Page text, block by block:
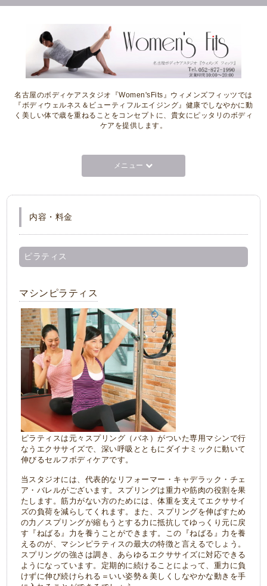
名古屋のボディケアスタジオ『Women'sFits』ウィメンズフィッツでは
『ボディウェルネス＆ビューティフルエイジング』健康でしなやかに動
く美しい体で歳を重ねることをコンセプトに、貴女にピッタリのボディ
ケアを提供します。
メニュー
内容・料金
ピラティス
マシンピラティス
ピラティスは元々スプリング（バネ）がついた専用マシンで行
なうエクササイズで、深い呼吸とともにダイナミックに動いて
伸びるセルフボディケアです。
当スタジオには、代表的なリフォーマー・キャデラック・チェ
ア・バレルがございます。スプリングは重力や筋肉の役割を果
たします。筋力がない方のためには、体重を支えてエクササイ
ズの負荷を減らしてくれます。また、スプリングを伸ばすため
の力／スプリングが縮もうとする力に抵抗してゆっくり元に戻
す『ねばる』力を養うことができます。この『ねばる』力を養
えるのが、マシンピラティスの最大の特徴と言えるでしょう。
スプリングの強さは調き、あらゆるエクササイズに対応できる
ようになっています。定期的に続けることによって、重力に負
けずに伸び続けられる＝いい姿勢＆美しくしなやかな動きを手